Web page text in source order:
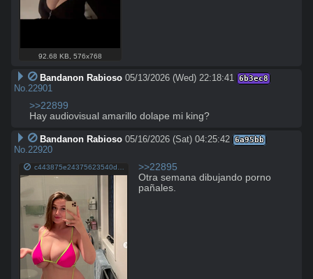
92.68 KB ,576x768
Bandanon Rabioso 05/13/2026 (Wed) 22:18:41 6b3ec8
No.22901
>>22899
Hay audiovisual amarillo dolape mi king?
Bandanon Rabioso 05/16/2026 (Sat) 04:25:42 6a95bb
No.22920
c443875e24375623540ddcc5aad40754.png
>>22895
Otra semana dibujando porno
pañales.